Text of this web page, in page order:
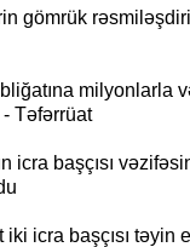
gömrük
milyonlarla
- Təfərrüat
icra başçısı
icra başçısı təyin